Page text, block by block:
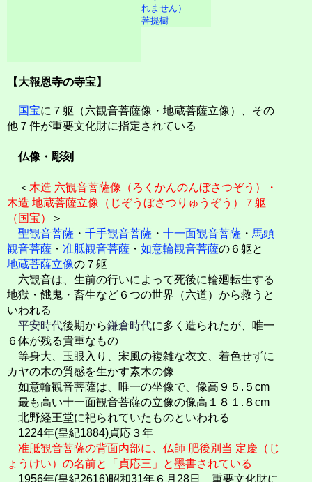
菩提樹
【大報恩寺の寺宝】
国宝に７躯（六観音菩薩像・地蔵菩薩立像）、その
他７件が重要文化財に指定されている
仏像・彫刻
＜ 木造 六観音菩薩像（ろくかんのんぼさつぞう）・
木造 地蔵菩薩立像（じぞうぼさつりゅうぞう）７躯
（ 国宝）
＞
聖観音菩薩 ・ 千手観音菩薩 ・ 十一面観音菩薩 ・ 馬頭
観音菩薩 ・ 准胝観音菩薩 ・ 如意輪観音菩薩の６躯と
地蔵菩薩立像の７躯
六観音は、生前の行いによって死後に輪廻転生する
地獄・餓鬼・畜生など６つの世界（六道）から救うと
いわれる
平安時代後期から鎌倉時代に多く造られたが、唯一
６体が残る貴重なもの
等身大、玉眼入り、宋風の複雑な衣文、着色せずに
カヤの木の質感を生かす素木の像
如意輪観音菩薩は、唯一の坐像で、像高９５.５cm
最も高い十一面観音菩薩の立像の像高１８１.８cm
北野経王堂に祀られていたものといわれる
1224年(皇紀1884)貞応３年
准胝観音菩薩の背面内部に、 仏師 肥後別当 定慶（じ
ょうけい）の名前と「貞応三」と墨書されている
1956年(皇紀2616)昭和31年６月28日 重要文化財に